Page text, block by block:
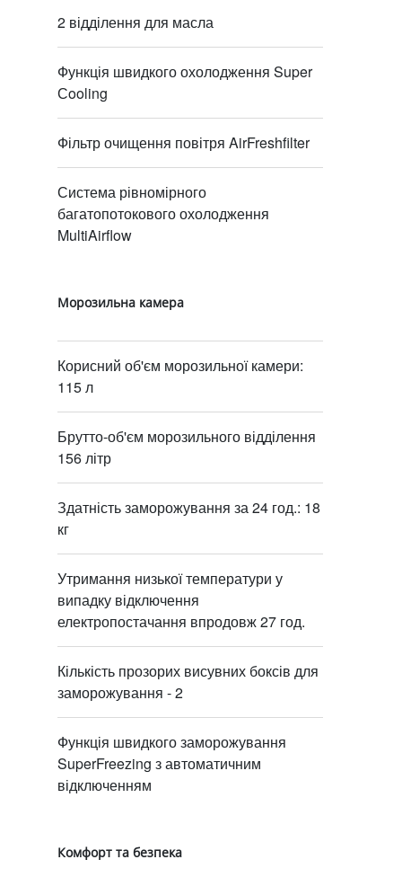
2 відділення для масла
Функція швидкого охолодження Super
Сooling
Фільтр очищення повітря AirFreshfilter
Система рівномірного
багатопотокового охолодження
MultiAirflow
Морозильна камера
Корисний об'єм морозильної камери:
115 л
Брутто-об'єм морозильного відділення
156 літр
Здатність заморожування за 24 год.: 18
кг
Утримання низької температури у
випадку відключення
електропостачання впродовж 27 год.
Кількість прозорих висувних боксів для
заморожування - 2
Функція швидкого заморожування
SuperFreezing з автоматичним
відключенням
Комфорт та безпека